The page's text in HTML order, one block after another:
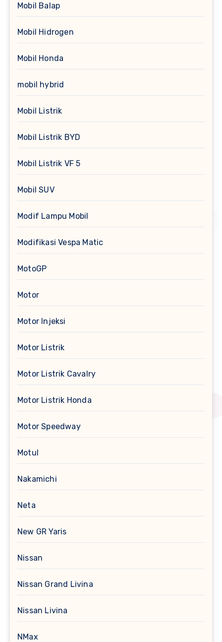
Mobil Balap
Mobil Hidrogen
Mobil Honda
mobil hybrid
Mobil Listrik
Mobil Listrik BYD
Mobil Listrik VF 5
Mobil SUV
Modif Lampu Mobil
Modifikasi Vespa Matic
MotoGP
Motor
Motor Injeksi
Motor Listrik
Motor Listrik Cavalry
Motor Listrik Honda
Motor Speedway
Motul
Nakamichi
Neta
New GR Yaris
Nissan
Nissan Grand Livina
Nissan Livina
NMax